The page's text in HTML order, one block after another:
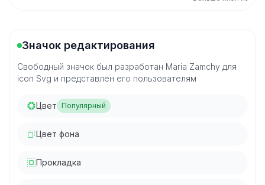
Значок редактирования
Свободный значок был разработан Maria Zamchy для
icon Svg и представлен его пользователям
Цвет Популярный
Цвет фона
Прокладка